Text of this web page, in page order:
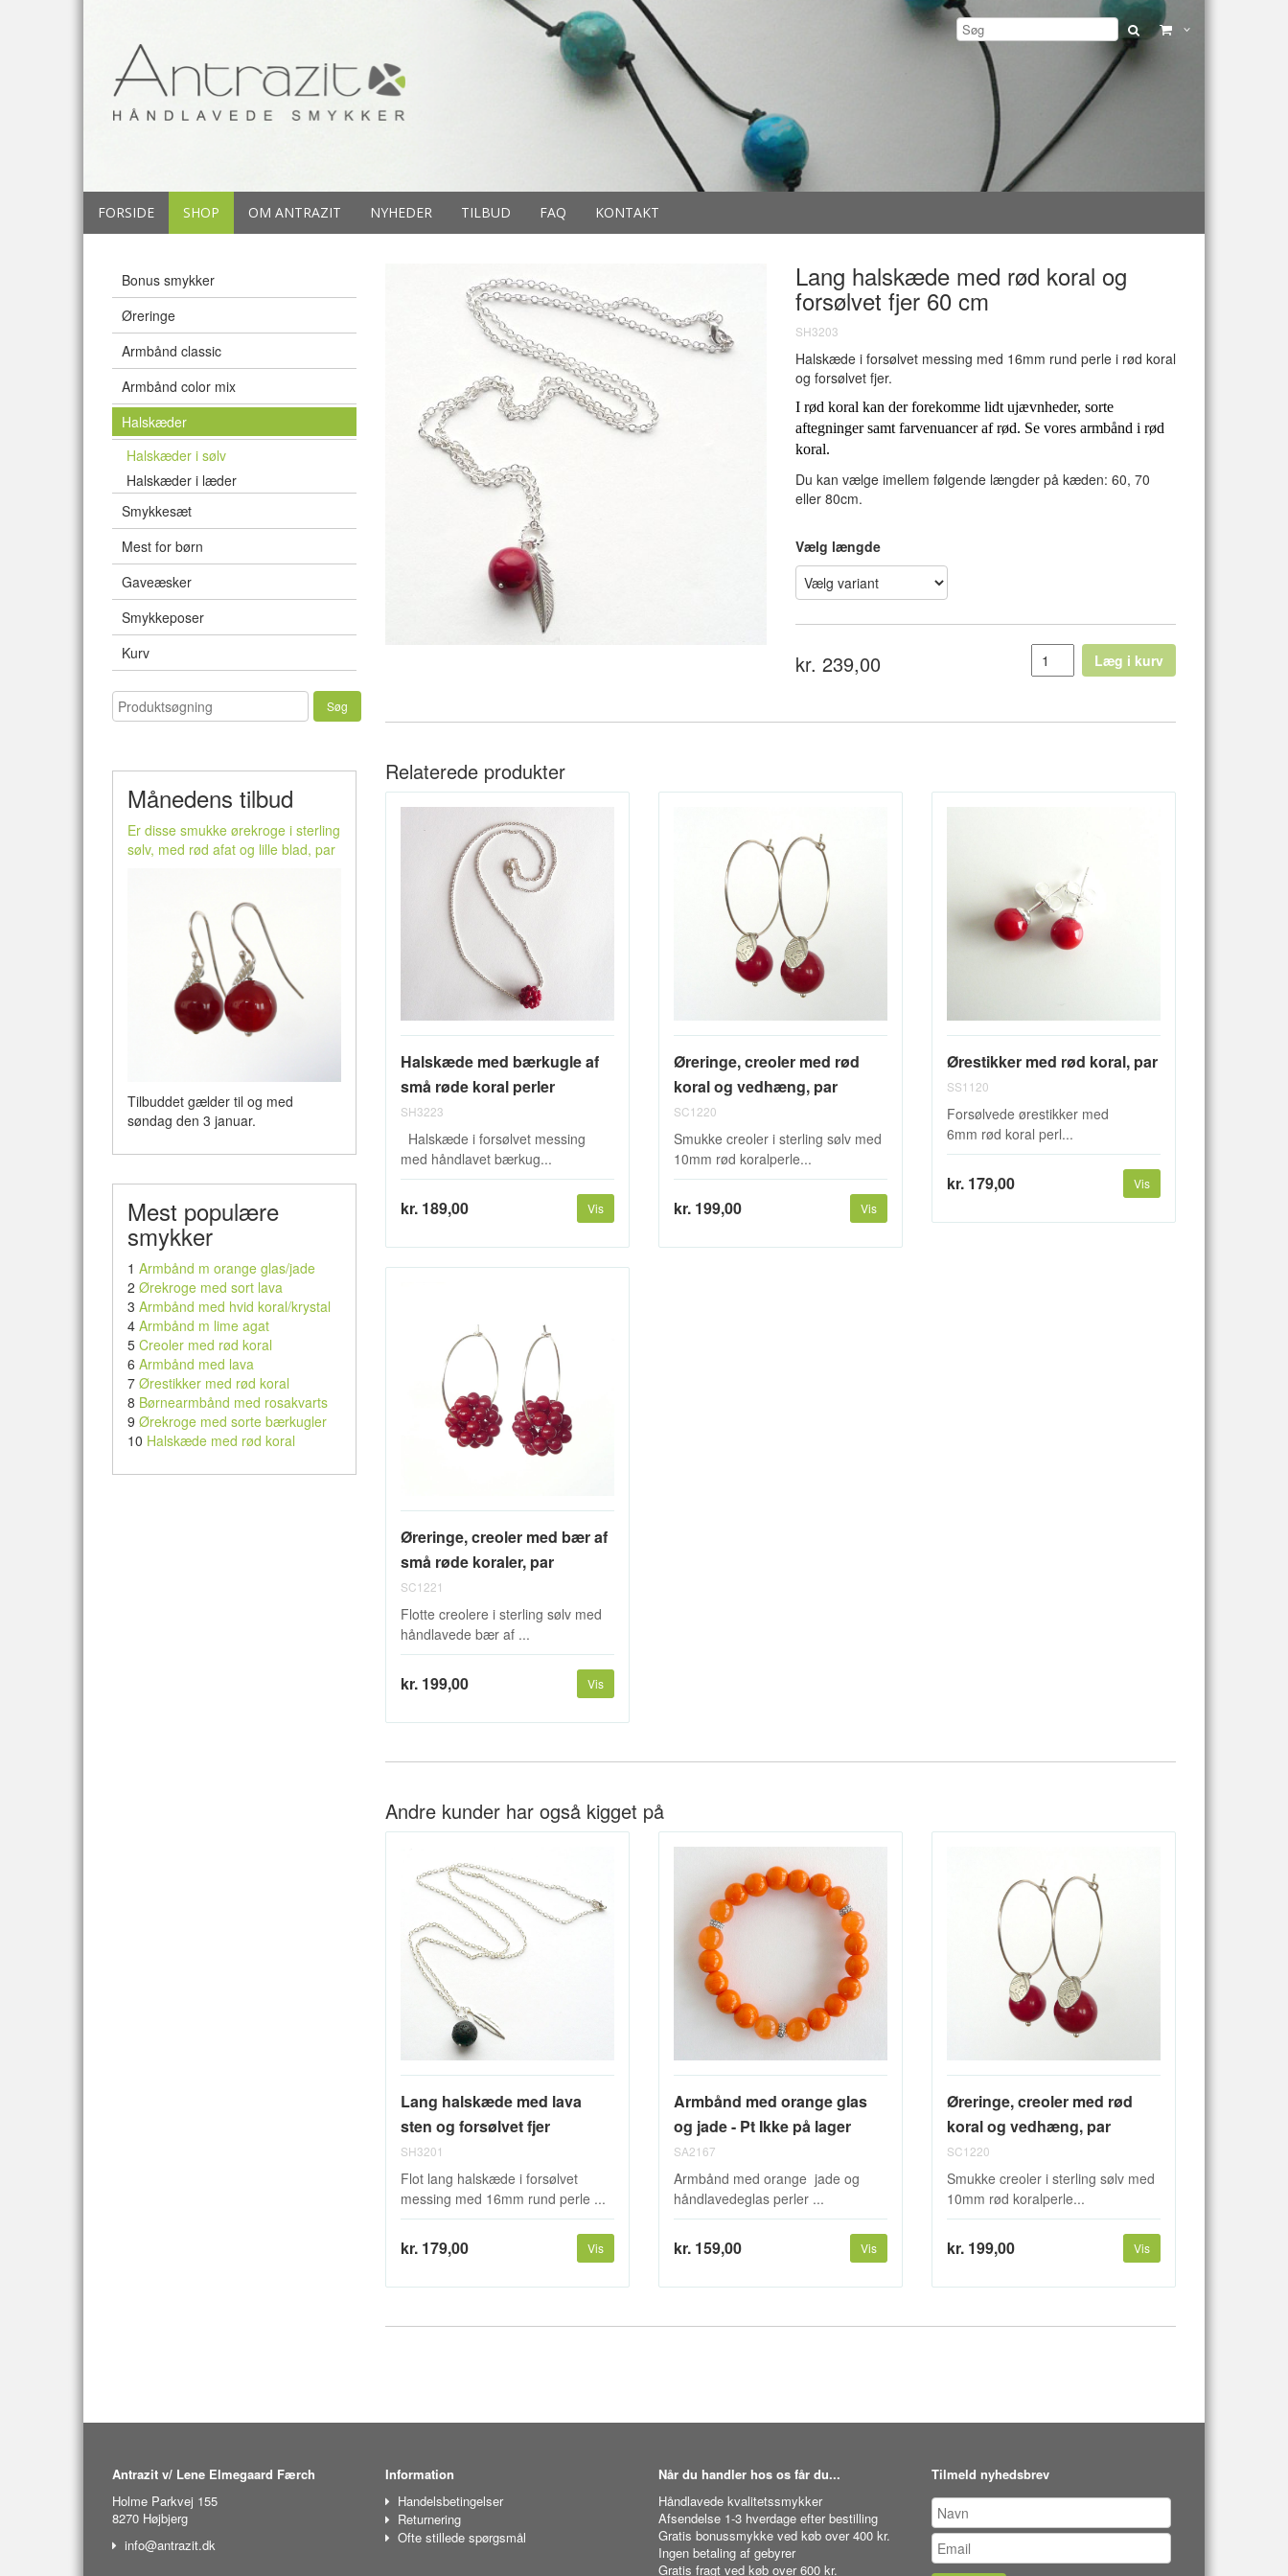
FORSIDE SHOP OM ANTRAZIT NYHEDER TILBUD FAQ KONTAKT
Bonus smykker
Øreringe
Armbånd classic
Armbånd color mix
Halskæder
Halskæder i sølv
Halskæder i læder
Smykkesæt
Mest for børn
Gaveæsker
Smykkeposer
Kurv
Månedens tilbud
Er disse smukke ørekroge i sterling
sølv, med rød afat og lille blad, par
Tilbuddet gælder til og med
søndag den 3 januar.
Mest populære
smykker
1 Armbånd m orange glas/jade
2 Ørekroge med sort lava
3 Armbånd med hvid koral/krystal
4 Armbånd m lime agat
5 Creoler med rød koral
6 Armbånd med lava
7 Ørestikker med rød koral
8 Børnearmbånd med rosakvarts
9 Ørekroge med sorte bærkugler
10 Halskæde med rød koral
Lang halskæde med rød koral og
forsølvet fjer60 cm
SH3203
Halskæde i forsølvet messing med 16mm rund perle i rød koral
og forsølvet fjer.
I rød koral kan derforekomme lidt ujævnheder, sorte
aftegninger samt farvenuancer af rød. Se vores armbånd i rød
koral.
Du kan vælge imellem følgende længder på kæden: 60, 70
eller 80cm.
Vælg længde
kr. 239,00 Læg i kurv
Relaterede produkter
Halskæde med bærkugle af
små røde koral perler
SH3223
Halskæde i forsølvet messing
med håndlavet bærkug...
kr. 189,00 Vis
Øreringe, creoler med rød
koral og vedhæng, par
SC1220
Smukke creoler i sterling sølv med
10mm rød koralperle...
kr. 199,00 Vis
Ørestikker med rød koral, par
SS1120
Forsølvede ørestikker med
6mm rød koral perl...
kr. 179,00 Vis
Øreringe, creoler med bær af
små røde koraler, par
SC1221
Flotte creolere i sterling sølv med
håndlavede bær af ...
kr. 199,00 Vis
Andre kunder har også kigget på
Lang halskæde med lava
sten og forsølvet fjer
SH3201
Flot lang halskæde i forsølvet
messing med 16mm rund perle ...
kr. 179,00 Vis
Armbånd med orange glas
og jade - Pt Ikke på lager
SA2167
Armbånd med orange jade og
håndlavedeglas perler ...
kr. 159,00 Vis
Øreringe, creoler med rød
koral og vedhæng, par
SC1220
Smukke creoler i sterling sølv med
10mm rød koralperle...
kr. 199,00 Vis
Antrazit v/ Lene Elmegaard Færch
Holme Parkvej 155
8270 Højbjerg
info@antrazit.dk
Information
Handelsbetingelser
Returnering
Ofte stillede spørgsmål
Når du handler hos os får du...
Håndlavede kvalitetssmykker
Afsendelse 1-3 hverdage efter bestilling
Gratis bonussmykke ved køb over 400 kr.
Ingen betaling af gebyrer
Gratis fragt ved køb over 600 kr.
Tilmeld nyhedsbrev